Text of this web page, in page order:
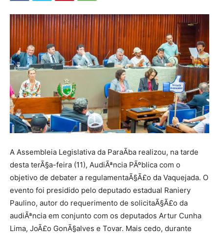
A Assembleia Legislativa da ParaÃ­ba realizou, na tarde
desta terÃ§a-feira (11), AudiÃªncia PÃºblica com o
objetivo de debater a regulamentaÃ§Ã£o da Vaquejada. O
evento foi presidido pelo deputado estadual Raniery
Paulino, autor do requerimento de solicitaÃ§Ã£o da
audiÃªncia em conjunto com os deputados Artur Cunha
Lima, JoÃ£o GonÃ§alves e Tovar. Mais cedo, durante